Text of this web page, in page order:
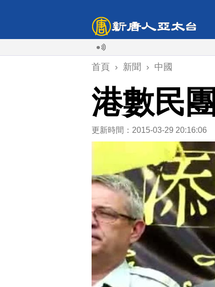
首頁 › 新聞 › 中國
港數民
更新時間：2015-03-29 20:16:06